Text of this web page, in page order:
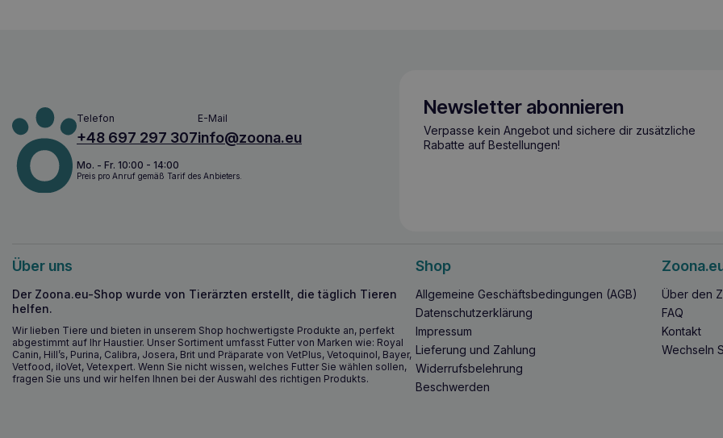
Telefon
+48 697 297 307
E-Mail
info@zoona.eu
Mo. - Fr. 10:00 - 14:00
Preis pro Anruf gemäß Tarif des Anbieters.
Newsletter abonnieren
Verpasse kein Angebot und sichere dir zusätzliche
Rabatte auf Bestellungen!
Über uns
Der Zoona.eu-Shop wurde von Tierärzten erstellt, die täglich Tieren
helfen.
Wir lieben Tiere und bieten in unserem Shop hochwertigste Produkte an, perfekt
abgestimmt auf Ihr Haustier. Unser Sortiment umfasst Futter von Marken wie: Royal
Canin, Hill’s, Purina, Calibra, Josera, Brit und Präparate von VetPlus, Vetoquinol, Bayer,
Vetfood, iloVet, Vetexpert. Wenn Sie nicht wissen, welches Futter Sie wählen sollen,
fragen Sie uns und wir helfen Ihnen bei der Auswahl des richtigen Produkts.
Shop
Allgemeine Geschäftsbedingungen (AGB)
Datenschutzerklärung
Impressum
Lieferung und Zahlung
Widerrufsbelehrung
Beschwerden
Über den
FAQ
Kontakt
Wechseln